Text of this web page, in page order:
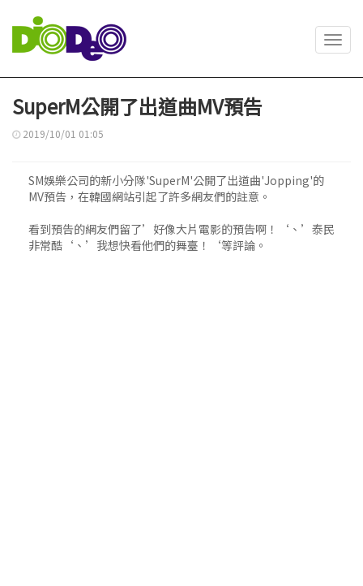
SuperM公開了出道曲MV預告
2019/10/01 01:05
SM娛樂公司的新小分隊'SuperM'公開了出道曲'Jopping'的
MV預告，在韓國網站引起了許多網友們的註意。
看到預告的網友們留了’好像大片電影的預告啊！‘、’泰民
非常酷‘、’我想快看他們的舞臺！‘等評論。